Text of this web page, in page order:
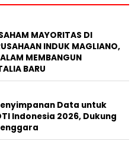
MAYORITAS DI
INDUK MAGLIANO,
MEMBANGUN
BARU
Data untuk
Indonesia 2026, Dukung